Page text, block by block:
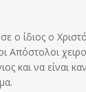
ο ίδιος ο
και να είναι